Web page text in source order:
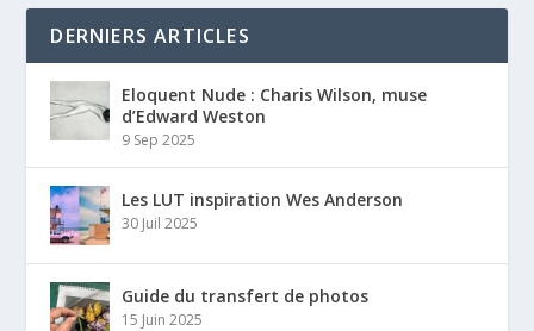
DERNIERS ARTICLES
Eloquent Nude : Charis Wilson, muse
d’Edward Weston
9 Sep 2025
Les LUT inspiration Wes Anderson
30 Juil 2025
Guide du transfert de photos
15 Juin 2025